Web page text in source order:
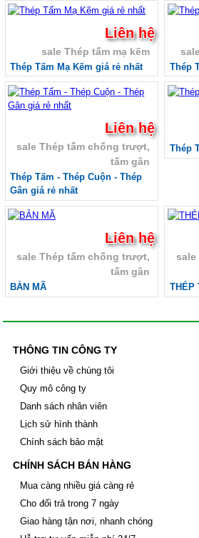
Coppha Mỹ Anh, Ván Bình Minh, Ván coppha
Ván Coppha Thanh Mai, Ván cốp pha chất
lượng
Ván coppha Bình Minh, Bảng báo giá ván bình
Minh, Ván cốp pha chất lượng
Tôn đổ sàn - Tôn sàn deck
Giá tôn đổ sàn bê tông H 75 W 900 - Tôn sàn
Giá tôn đổ sàn be tông - Tôn đổ sàn giá rẻ -
Bảng giá tôn sàn deck
Giá tôn đổ sàn bê tông H 50 W 1000 - Tôn sàn
deck giá rẻ nhất Miền Nam
Lưới B40 , Rào lưới, Kẽm gai
Lưới B40 mạ kẽm
Kẽm gai , rào lưới kẽm gai giá rẻ
Kẽm lam , rào lưới kẽm lam giá rẻ
Tấm xi măng vân gỗ Conwood
Tấm xi măng vân gỗ lót sàn, sàn gỗ xi măng,
sàn gỗ xi măng, Giá tấm xi măng giả gỗ
ốp tường giả gỗ ngoài trời
xi măng ốp trần
Thép tấm mạ kẽm
Thép tấm Trung Quốc
Thép tấm chống trượt, tấm gân
Cắt bản mã theo yêu cầu
Co - Tê - Mặt bích - Van
Tê thép
Van thép
Sắt xây dựng, thép xây dựng, sắt thép xây
dựng
Liên hệ
sale Thép tấm mạ kẽm
Thép Tấm Mạ Kẽm giá rẻ nhất Thép
Liên hệ
sale Thép tấm chống trượt,
tấm gân
Thép Tấm - Thép Cuộn - Thép
Gân giá rẻ nhất
Thép
Liên hệ
sale Thép tấm chống trượt,
tấm gân
BẢN MÃ
sale
THÉP
THÔNG TIN CÔNG TY
Giới thiệu về chúng tôi
Quy mô công ty
Danh sách nhân viên
Lịch sử hình thành
Chính sách bảo mật
CHÍNH SÁCH BÁN HÀNG
Mua càng nhiều giá càng rẻ
Cho đổi trả trong 7 ngày
Giao hàng tận nơi, nhanh chóng